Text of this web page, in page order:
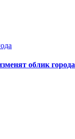
облик города